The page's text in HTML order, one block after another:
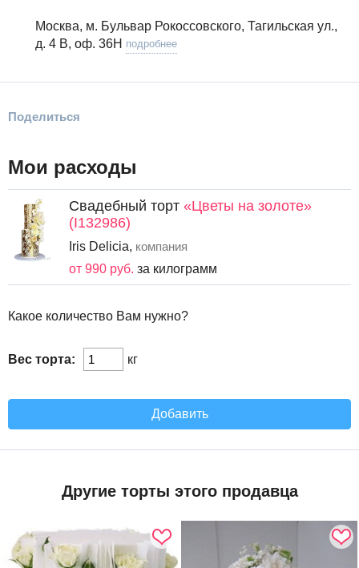
Москва, м. Бульвар Рокоссовского, Тагильская ул.,
д. 4 В, оф. 36Н подробнее
Поделиться
Мои расходы
Свадебный торт «Цветы на золоте»
(I132986)
Iris Delicia, компания
от 990 руб. за килограмм
Какое количество Вам нужно?
Вес торта: кг
Добавить
Другие торты этого продавца